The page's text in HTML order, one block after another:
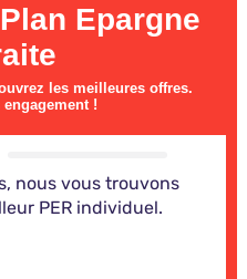
Epargne
les meilleures offres.
!